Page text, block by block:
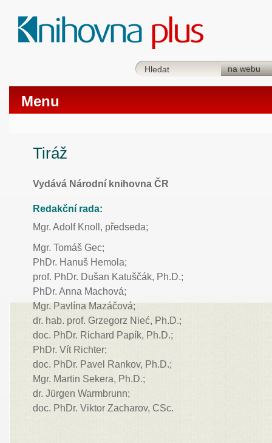
Menu
Tiráž
Vydává Národní knihovna ČR
Redakční rada:
Mgr. Adolf Knoll, předseda;
Mgr. Tomáš Gec;
PhDr. Hanuš Hemola;
prof. PhDr. Dušan Katuščák, Ph.D.;
PhDr. Anna Machová;
Mgr. Pavlína Mazáčová;
dr. hab. prof. Grzegorz Nieć, Ph.D.;
doc. PhDr. Richard Papík, Ph.D.;
PhDr. Vít Richter;
doc. PhDr. Pavel Rankov, Ph.D.;
Mgr. Martin Sekera, Ph.D.;
dr. Jürgen Warmbrunn;
doc. PhDr. Viktor Zacharov, CSc.